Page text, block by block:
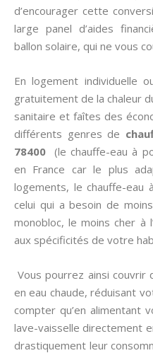
d’encourager cette
large panel d’aides
ballon solaire, qui ne vous
En logement individuelle
gratuitement de la chaleur
sanitaire et faîtes des
différents genres de
78400 (le chauffe-eau à
en France car le plus
logements, le chauffe-eau
celui qui a besoin de
monobloc, le moins cher à
aux spécificités de votre
Vous pourrez ainsi couvrir
en eau chaude, réduisant
compter qu’en alimentant
lave-vaisselle directement
drastiquement leur